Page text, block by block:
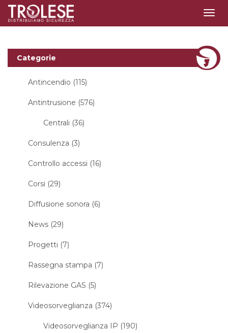
Categorie
Antincendio (115)
Antintrusione (576)
Centrali (36)
Consulenza (3)
Controllo accessi (16)
Corsi (29)
Diffusione sonora (6)
News (29)
Progetti (7)
Rassegna stampa (7)
Rilevazione GAS (5)
Videosorveglianza (374)
Videosorveglianza IP (190)